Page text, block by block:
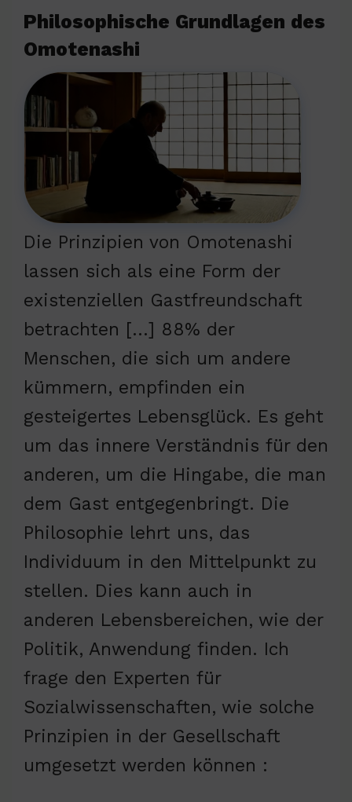
Philosophische Grundlagen des
Omotenashi
Die Prinzipien von Omotenashi
lassen sich als eine Form der
existenziellen Gastfreundschaft
betrachten […] 88% der
Menschen, die sich um andere
kümmern, empfinden ein
gesteigertes Lebensglück. Es geht
um das innere Verständnis für den
anderen, um die Hingabe, die man
dem Gast entgegenbringt. Die
Philosophie lehrt uns, das
Individuum in den Mittelpunkt zu
stellen. Dies kann auch in
anderen Lebensbereichen, wie der
Politik, Anwendung finden. Ich
frage den Experten für
Sozialwissenschaften, wie solche
Prinzipien in der Gesellschaft
umgesetzt werden können :